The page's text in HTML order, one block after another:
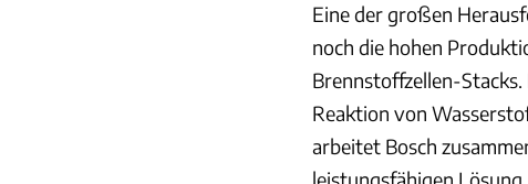
Eine der großen
noch die hohen
Brennstoffzellen-
Reaktion von
arbeitet Bosch